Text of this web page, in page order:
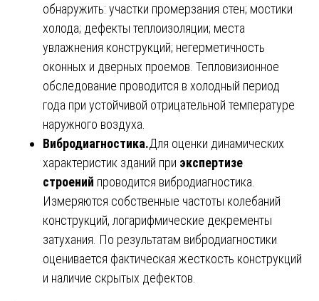
обнаружить: участки промерзания стен; мостики
холода; дефекты теплоизоляции; места
увлажнения конструкций; негерметичность
оконных и дверных проемов. Тепловизионное
обследование проводится в холодный период
года при устойчивой отрицательной температуре
наружного воздуха.
Вибродиагностика.Для оценки динамических
характеристик зданий при экспертизе
строений проводится вибродиагностика.
Измеряются собственные частоты колебаний
конструкций, логарифмические декременты
затухания. По результатам вибродиагностики
оценивается фактическая жесткость конструкций
и наличие скрытых дефектов.